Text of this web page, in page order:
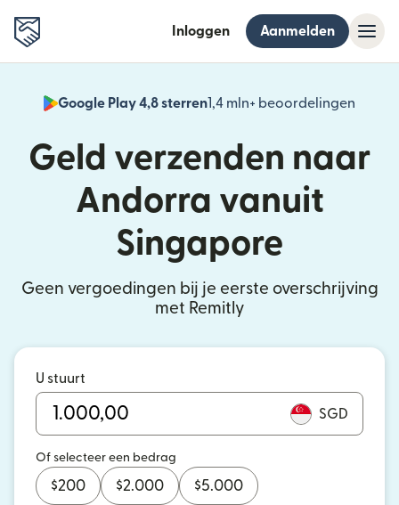
Inloggen Aanmelden
Google Play 4,8 sterren1,4 mln+ beoordelingen
Geld verzenden naar
Andorra vanuit
Singapore
Geen vergoedingen bij je eerste overschrijving
met Remitly
U stuurt
SGD
Of selecteer een bedrag
$200 $2.000 $5.000